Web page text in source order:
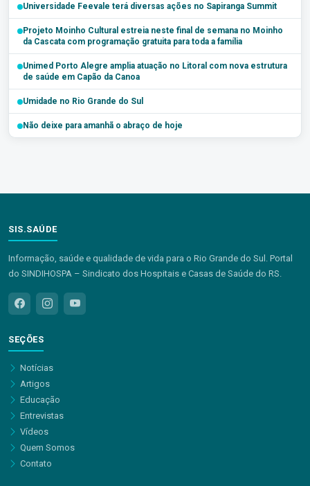
Universidade Feevale terá diversas ações no Sapiranga Summit
Projeto Moinho Cultural estreia neste final de semana no Moinho
da Cascata com programação gratuita para toda a família
Unimed Porto Alegre amplia atuação no Litoral com nova estrutura
de saúde em Capão da Canoa
Umidade no Rio Grande do Sul
Não deixe para amanhã o abraço de hoje
SIS.SAÚDE
Informação, saúde e qualidade de vida para o Rio Grande do Sul. Portal
do SINDIHOSPA – Sindicato dos Hospitais e Casas de Saúde do RS.
SEÇÕES
Notícias
Artigos
Educação
Entrevistas
Vídeos
Quem Somos
Contato